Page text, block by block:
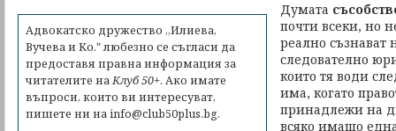
Адвокатско дружество „Илиева,
Вучева и Ко." любезно се съгласи да
предоставя правна информация за
читателите наКлуб 50+. Ако имате
въпроси, които ви интересуват,
пишете ни наinfo@club50plus.bg.
Думата
почти всеки, но
реално съзнават
следователно
които тя води
има, когато
принадлежи на
всяко имащо